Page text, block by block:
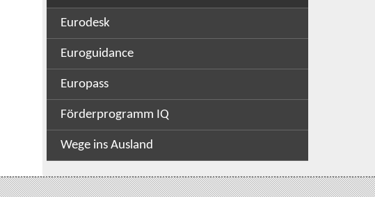
Eurodesk
Euroguidance
Europass
Förderprogramm IQ
Wege ins Ausland